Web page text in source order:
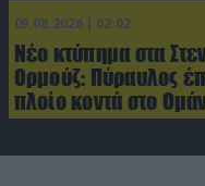
09.08.2026 | 02:02
Νέο κτύπημα στα
Ορμούζ: Πύραυλος
πλοίο κοντά στο